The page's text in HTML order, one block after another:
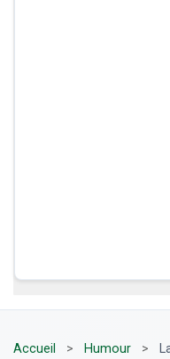
Accueil > Humour >